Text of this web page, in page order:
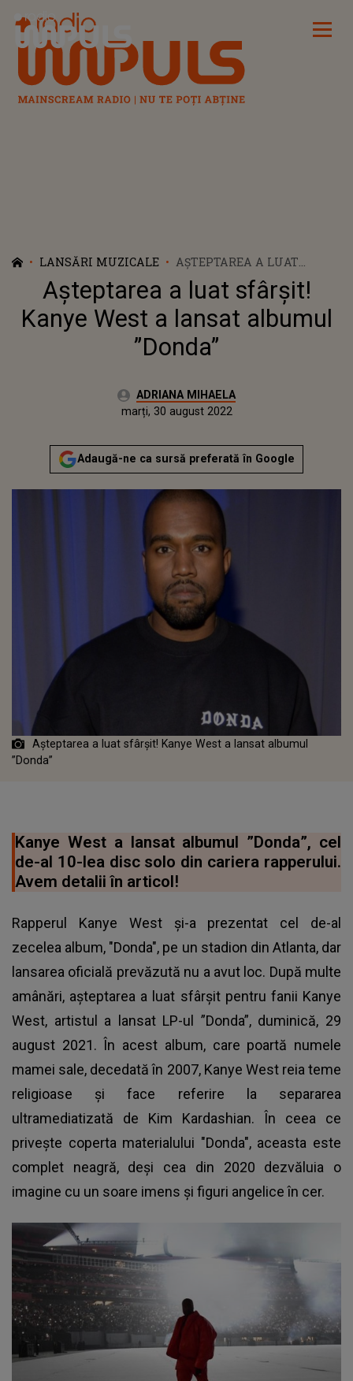
Radio Impuls
LANSĂRI MUZICALE
AȘTEPTAREA A LUAT
SFÂRȘIT! KANYE WEST A
LANSAT ALBUMUL ”DONDA”
Așteptarea a luat sfârșit!
Kanye West a lansat albumul
”Donda”
Autor:ADRIANA MIHAELA
Actualizat:
marți, 30 august 2022
Adaugă-ne ca sursă preferată în Google
Așteptarea a luat sfârșit! Kanye West a lansat albumul
”Donda”
Kanye West a lansat albumul ”Donda”, cel
de-al 10-lea disc solo din cariera rapperului.
Avem detalii în articol!
Rapperul Kanye West şi-a prezentat cel de-al
zecelea album, "Donda", pe un stadion din Atlanta, dar
lansarea oficială prevăzută nu a avut loc. După multe
amânări, așteptarea a luat sfârșit pentru fanii Kanye
West, artistul a lansat LP-ul ”Donda”, duminică, 29
august 2021. În acest album, care poartă numele
mamei sale, decedată în 2007, Kanye West reia teme
religioase şi face referire la separarea
ultramediatizată de Kim Kardashian. În ceea ce
privește coperta materialului "Donda", aceasta este
complet neagră, deşi cea din 2020 dezvăluia o
imagine cu un soare imens şi figuri angelice în cer.